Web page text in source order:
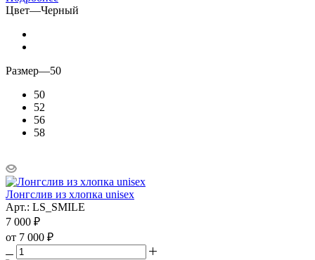
Цвет—Черный
Размер—50
50
52
56
58
Лонгслив из хлопка unisex
Арт.: LS_SMILE
7 000 ₽
от 7 000 ₽